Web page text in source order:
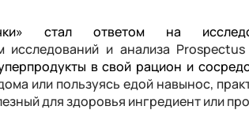
стал ответом на
и анализа Prospectus
в свой рацион и
или пользуясь едой навынос,
для здоровья ингредиент или